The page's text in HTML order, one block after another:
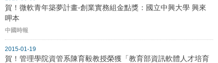
賀！微軟青年築夢計畫-創業實務組金點獎：國立中興大學 興來
呷本
中國時報
2015-01-19
賀！管理學院資管系陳育毅教授榮獲「教育部資訊軟體人才培育